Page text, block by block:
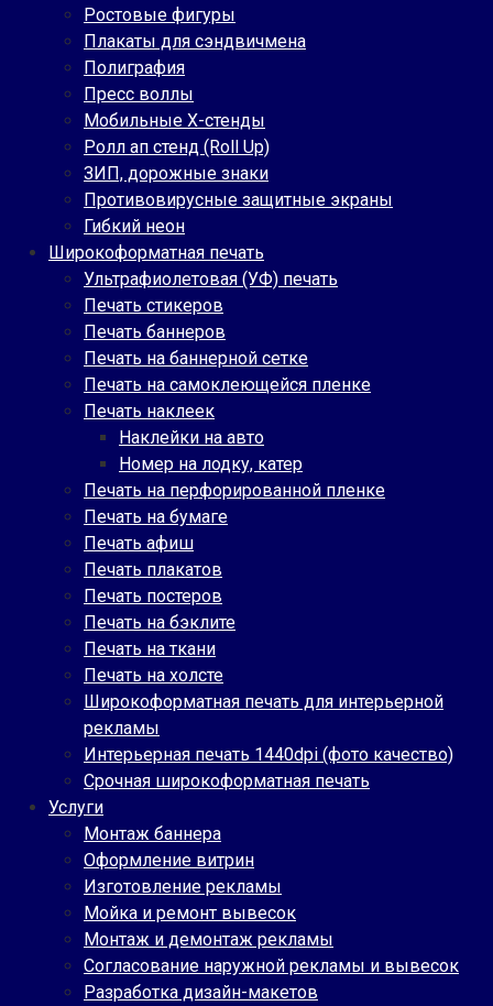
Ростовые фигуры
Плакаты для сэндвичмена
Полиграфия
Пресс воллы
Мобильные Х-стенды
Ролл ап стенд (Roll Up)
ЗИП, дорожные знаки
Противовирусные защитные экраны
Гибкий неон
Широкоформатная печать
Ультрафиолетовая (УФ) печать
Печать стикеров
Печать баннеров
Печать на баннерной сетке
Печать на самоклеющейся пленке
Печать наклеек
Наклейки на авто
Номер на лодку, катер
Печать на перфорированной пленке
Печать на бумаге
Печать афиш
Печать плакатов
Печать постеров
Печать на бэклите
Печать на ткани
Печать на холсте
Широкоформатная печать для интерьерной
рекламы
Интерьерная печать 1440dpi (фото качество)
Срочная широкоформатная печать
Услуги
Монтаж баннера
Оформление витрин
Изготовление рекламы
Мойка и ремонт вывесок
Монтаж и демонтаж рекламы
Согласование наружной рекламы и вывесок
Разработка дизайн-макетов